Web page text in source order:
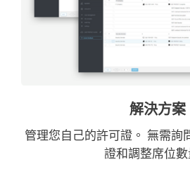
解決方案
管理您自己的許可證。 無需詢
證和調整席位數